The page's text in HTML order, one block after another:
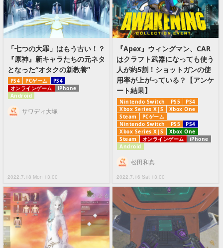
「七つの大罪」はもう古い！？
『原神』新キャラたちの元ネタ
となった“オタクの新教養”
PS4 PCゲーム
PS4
オンラインゲーム
iPhone
Android
2022.7.18 Mon 13:00
サワディ大塚
『Apex』ウィングマン、CAR
はクラフト武器になっても使う
人が約5割！ショットガンの使
用率が上がっている？【アンケ
ート結果】
Nintendo Switch PS5
PS4
Xbox Series X|S
Xbox One
Steam
PCゲーム
Nintendo Switch
PS5
PS4
Xbox Series X|S
Xbox One
Steam
オンラインゲーム
iPhone
Android
2022.7.16 Sat 13:00
松田和真